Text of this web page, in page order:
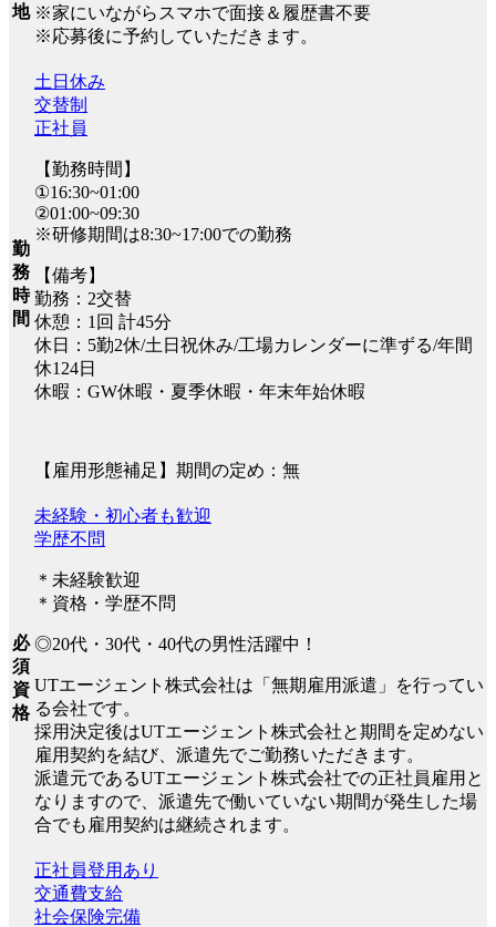
地 ※家にいながらスマホで面接＆履歴書不要
※応募後に予約していただきます。
勤
務
時
間
土日休み
交替制
正社員
【勤務時間】
①16:30~01:00
②01:00~09:30
※研修期間は8:30~17:00での勤務
【備考】
勤務：2交替
休憩：1回 計45分
休日：5勤2休/土日祝休み/工場カレンダーに準ずる/年間
休124日
休暇：GW休暇・夏季休暇・年末年始休暇
【雇用形態補足】期間の定め：無
必
須
資
格
未経験・初心者も歓迎
学歴不問
＊未経験歓迎
＊資格・学歴不問
◎20代・30代・40代の男性活躍中！
UTエージェント株式会社は「無期雇用派遣」を行ってい
る会社です。
採用決定後はUTエージェント株式会社と期間を定めない
雇用契約を結び、派遣先でご勤務いただきます。
派遣元であるUTエージェント株式会社での正社員雇用と
なりますので、派遣先で働いていない期間が発生した場
合でも雇用契約は継続されます。
正社員登用あり
交通費支給
社会保険完備